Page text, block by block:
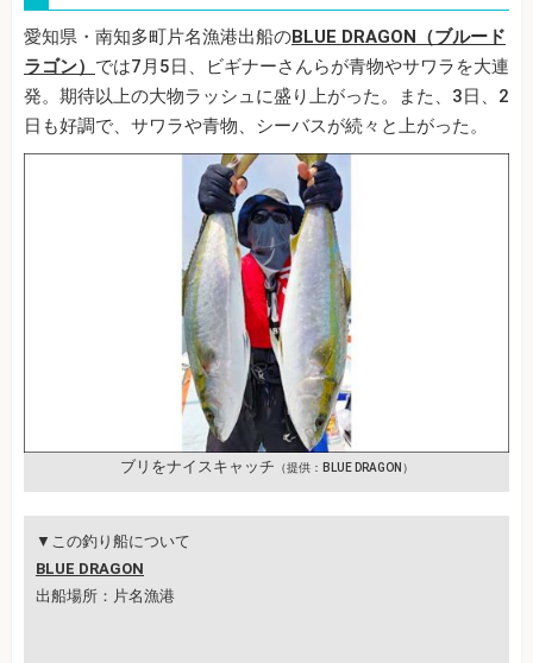
愛知県・南知多町片名漁港出船のBLUE DRAGON（ブルード
ラゴン） では7月5日、ビギナーさんらが青物やサワラを大連
発。期待以上の大物ラッシュに盛り上がった。また、3日、2
日も好調で、サワラや青物、シーバスが続々と上がった。
ブリをナイスキャッチ （提供：BLUE DRAGON）
▼この釣り船について
BLUE DRAGON
出船場所：片名漁港